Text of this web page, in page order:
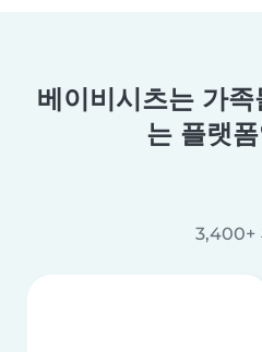
베이비시츠는 가
는 플랫
3,400+